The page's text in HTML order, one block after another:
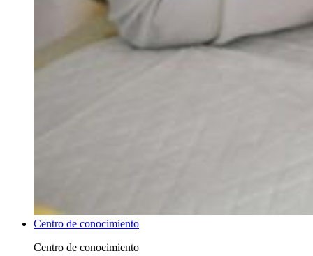
Centro de conocimiento
Centro de conocimiento